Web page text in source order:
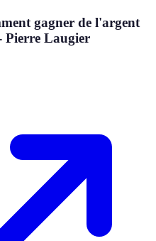
gagner de l'argent
Pierre Laugier